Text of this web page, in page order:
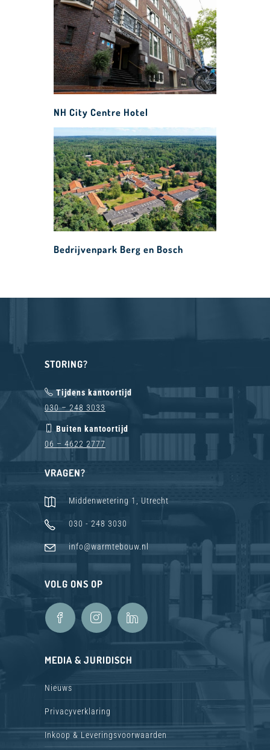
NH City Centre Hotel
Bedrijvenpark Berg en Bosch
STORING?
Tijdens kantoortijd
030 – 248 3033
Buiten kantoortijd
06 – 4622 2777
VRAGEN?
Middenwetering 1, Utrecht
030 - 248 3030
info@warmtebouw.nl
VOLG ONS OP
MEDIA & JURIDISCH
Nieuws
Privacyverklaring
Inkoop & Leveringsvoorwaarden